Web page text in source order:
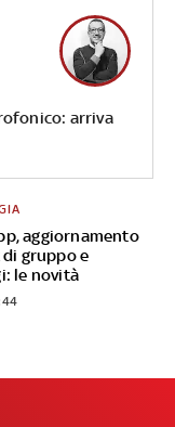
arriva
aggiornamento
gruppo e
le novità